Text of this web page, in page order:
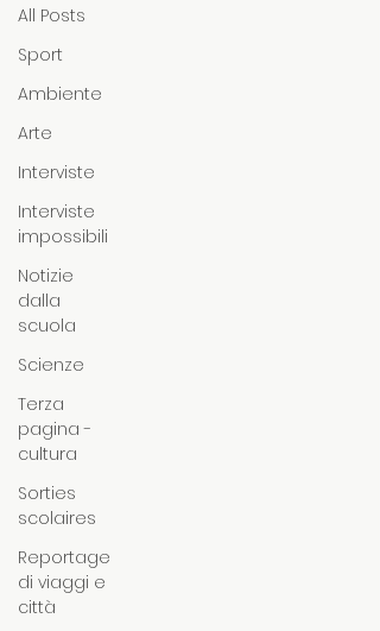
All Posts
Sport
Ambiente
Arte
Interviste
Interviste
impossibili
Notizie
dalla
scuola
Scienze
Terza
pagina -
cultura
Sorties
scolaires
Reportage
di viaggi e
città